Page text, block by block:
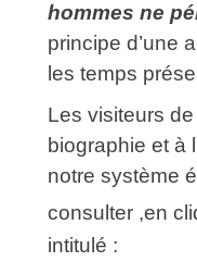
hommes ne
principe d’une
les temps
Les visiteurs
biographie et à
notre système
consulter ,en
intitulé :